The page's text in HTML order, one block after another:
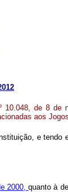
10.048, de 8 de
aos
e tendo
2000,quanto à